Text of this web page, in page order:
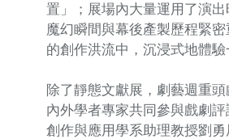
置」；展場內大量運用了演
魔幻瞬間與幕後產製歷程緊
的創作洪流中，沉浸式地體
除了靜態文獻展，劇藝週重
內外學者專家共同參與戲劇
創作與應用學系助理教授劉